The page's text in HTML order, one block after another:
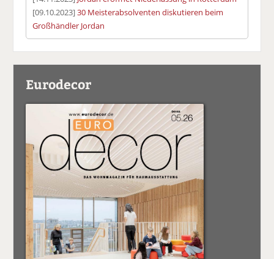
[09.10.2023]30 Meisterabsolventen diskutieren beim
Großhändler Jordan
Eurodecor